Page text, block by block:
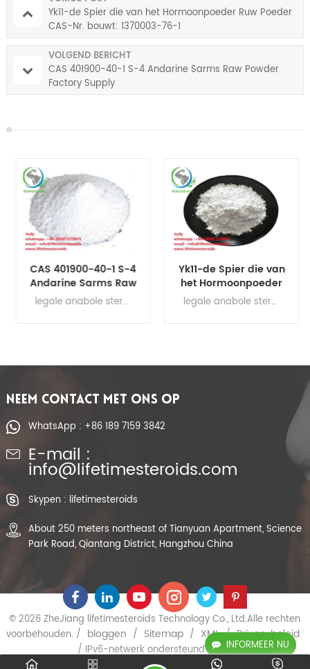
INFORMEER NU
Yk11-de Spier die van het Hormoonpoeder Ruw Poeder
CAS-Nr. bouwt: 1370003-76-1
VOLGEND BERICHT
CAS 401900-40-1 S-4 Andarine Sarms Raw Powder
Factory Supply
CAS 401900-40-1 S-4
Andarine Sarms Raw
Powder Factorylegale anabole steroïden voor spieropbouw , ruw testosteronpoeder, steroïde hormonen, supplementen voor spiergroei Andarijn Andarine Sarms S-4 poeder
Yk11-de Spier die van
het Hormoonpoeder
Ruw Poeder CAS-Nr.
bouwt: 1370003-76-1
legale anabole steroïden voor spieropbouw , ruw testosteronpoeder, steroïde hormonen, supplementen voor spiergroei Yk11-de Spier die van het Hormoonpoeder Ruw Poeder CAS-Nr. bouwt: 1370003-76-1
NEEM CONTACT MET ONS OP
WhatsApp : +86 189 7159 3842
E-mail :
info@lifetimesteroids.com
Skypen : lifetimesteroids
About 250 meters northeast of Tianyuan Apartment, Science
Park Road, Qiantang District, Hangzhou China
© 2026 ZheJiang lifetimesteroids Technology Co., Ltd.Alle rechten
voorbehouden. / bloggen / Sitemap / XML / Privacybeleid
/ IPv6-netwerk ondersteund